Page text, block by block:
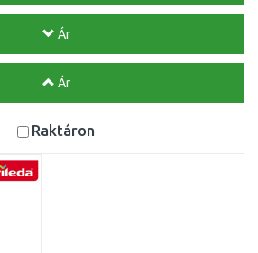
Ár
Ár
Raktáron